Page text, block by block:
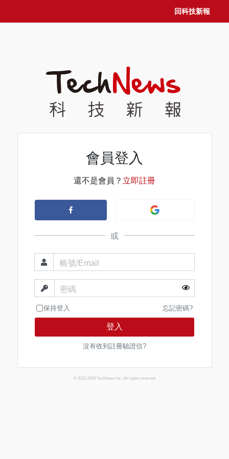
回科技新報
會員登入
還不是會員？ 立即註冊
或
帳號/Email
密碼
保持登入 忘記密碼?
登入
沒有收到註冊驗證信?
© 2013-2026 TechNews Inc. All rights reserved.